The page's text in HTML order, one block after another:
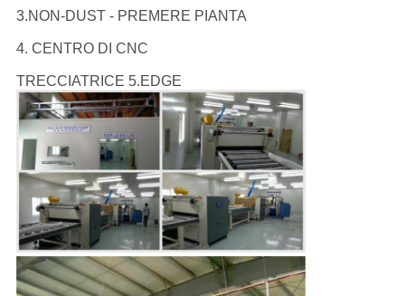
3.NON-DUST - PREMERE PIANTA
4. CENTRO DI CNC
TRECCIATRICE 5.EDGE